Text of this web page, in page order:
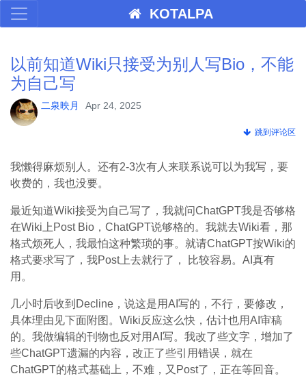
KOTALPA
以前知道Wiki只接受为别人写Bio，不能
为自己写
二泉映月 Apr 24, 2025
跳到评论区
我懒得麻烦别人。还有2-3次有人来联系说可以为我写，要
收费的，我也没要。
最近知道Wiki接受为自己写了，我就问ChatGPT我是否够格
在Wiki上Post Bio，ChatGPT说够格的。我就去Wiki看，那
格式烦死人，我最怕这种繁琐的事。就请ChatGPT按Wiki的
格式要求写了，我Post上去就行了， 比较容易。AI真有
用。
几小时后收到Decline，说这是用AI写的，不行，要修改，
具体理由见下面附图。Wiki反应这么快，估计也用AI审稿
的。我做编辑的刊物也反对用AI写。我改了些文字，增加了
些ChatGPT遗漏的内容，改正了些引用错误，就在
ChatGPT的格式基础上，不难，又Post了，正在等回音。